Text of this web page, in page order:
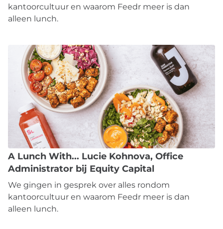
kantoorcultuur en waarom Feedr meer is dan
alleen lunch.
A Lunch With... Lucie Kohnova, Office
Administrator bij Equity Capital
We gingen in gesprek over alles rondom
kantoorcultuur en waarom Feedr meer is dan
alleen lunch.